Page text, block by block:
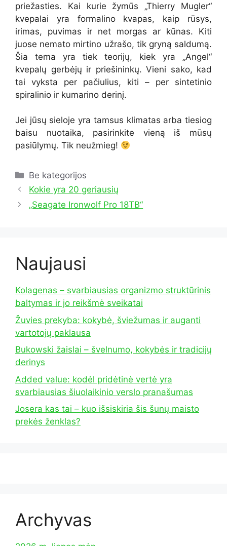
priežasties. Kai kurie žymūs „Thierry Mugler“
kvepalai yra formalino kvapas, kaip rūsys,
irimas, puvimas ir net morgas ar kūnas. Kiti
juose nemato mirtino užrašo, tik gryną saldumą.
Šia tema yra tiek teorijų, kiek yra „Angel“
kvepalų gerbėjų ir priešininkų. Vieni sako, kad
tai vyksta per pačiulius, kiti – per sintetinio
spiralinio ir kumarino derinį.
Jei jūsų sieloje yra tamsus klimatas arba tiesiog
baisu nuotaika, pasirinkite vieną iš mūsų
pasiūlymų. Tik neužmieg!
Kategorijos
Be kategorijos
Kokie yra 20 geriausių
„Seagate Ironwolf Pro 18TB“
Naujausi
Kolagenas – svarbiausias organizmo struktūrinis
baltymas ir jo reikšmė sveikatai
Žuvies prekyba: kokybė, šviežumas ir auganti
vartotojų paklausa
Bukowski žaislai – švelnumo, kokybės ir tradicijų
derinys
Added value: kodėl pridėtinė vertė yra
svarbiausias šiuolaikinio verslo pranašumas
Josera kas tai – kuo išsiskiria šis šunų maisto
prekės ženklas?
Archyvas